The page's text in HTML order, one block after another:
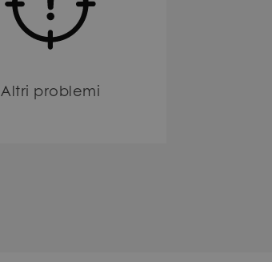
Altri problemi